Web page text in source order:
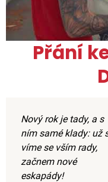
Přání
Nový rok je tady, a s
ním samé klady: už
víme se vším rady,
začnem nové
eskapády!